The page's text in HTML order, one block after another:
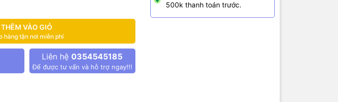
THÊM VÀO GIỎ
hàng tận nơi miễn phí
Liên hệ 0354545185
Để được tư vấn và hỗ trợ ngay!!!
500k thanh toán trước.
tính với cường độ ánh sáng.